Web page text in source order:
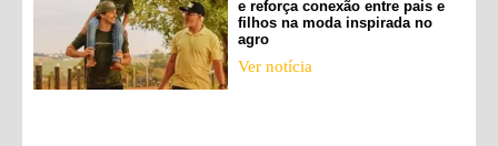
e reforça conexão entre pais e
filhos na moda inspirada no
agro
Ver notícia